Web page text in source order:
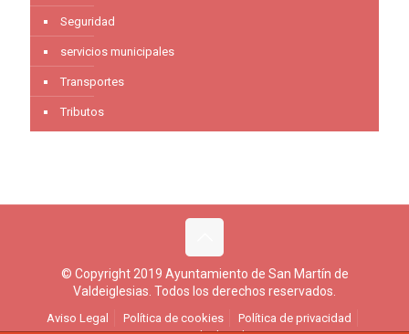
Seguridad
servicios municipales
Transportes
Tributos
© Copyright 2019 Ayuntamiento de San Martín de
Valdeiglesias. Todos los derechos reservados.
Aviso Legal Política de cookies
Política de privacidad